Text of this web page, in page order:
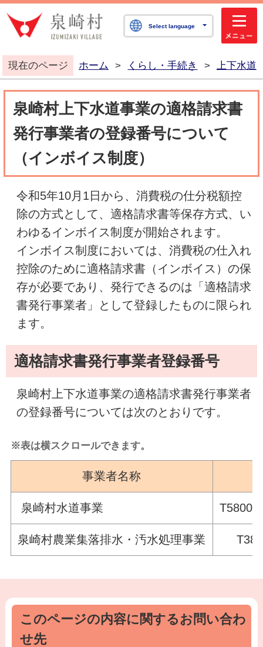
泉崎村公式ホームペ
Select language
現在のページ ホーム > くらし・手続き > 上下水道
泉崎村上下水道事業の適格請求書
発行事業者の登録番号について
（インボイス制度）
令和5年10月1日から、消費税の仕分税額控
除の方式として、適格請求書等保存方式、い
わゆるインボイス制度が開始されます。
インボイス制度においては、消費税の仕入れ
控除のために適格請求書（インボイス）の保
存が必要であり、発行できるのは「適格請求
書発行事業者」として登録したものに限られ
ます。
適格請求書発行事業者登録番号
泉崎村上下水道事業の適格請求書発行事業者
の登録番号については次のとおりです。
※表は横スクロールできます。
事業者名称
泉崎村水道事業
泉崎村農業集落排水・汚水処理事業
このページの内容に関するお問い合わ
せ先